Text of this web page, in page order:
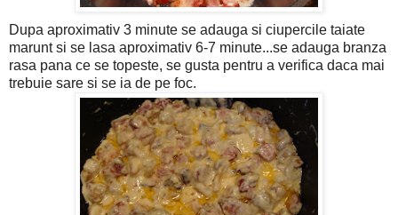
Dupa aproximativ 3 minute se adauga si ciupercile taiate
marunt si se lasa aproximativ 6-7 minute...se adauga branza
rasa pana ce se topeste, se gusta pentru a verifica daca mai
trebuie sare si se ia de pe foc.